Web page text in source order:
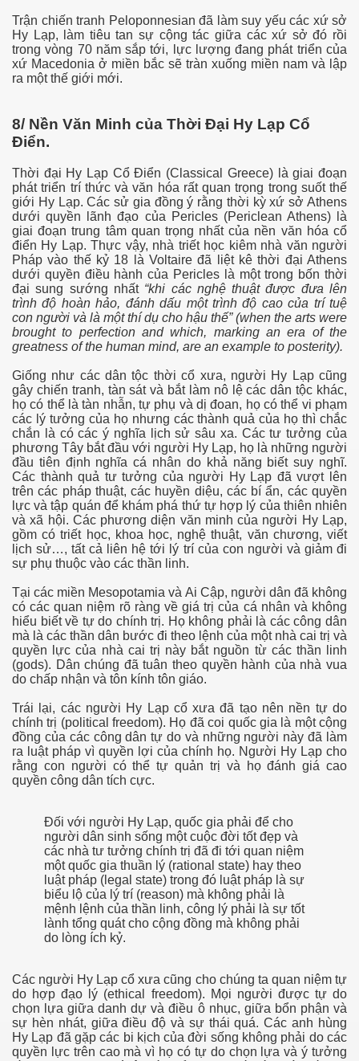
Trận chiến tranh Peloponnesian đã làm suy yếu các xứ sở
Hy Lạp, làm tiêu tan sự cộng tác giữa các xứ sở đó rồi
trong vòng 70 năm sắp tới, lực lượng đang phát triển của
xứ Macedonia ở miền bắc sẽ tràn xuống miền nam và lập
ra một thế giới mới.
8/ Nền Văn Minh của Thời Đại Hy Lạp Cổ
Điển.
Thời đại Hy Lạp Cổ Điển (Classical Greece) là giai đoạn
phát triển trí thức và văn hóa rất quan trọng trong suốt thế
giới Hy Lạp. Các sử gia đồng ý rằng thời kỳ xứ sở Athens
dưới quyền lãnh đạo của Pericles (Periclean Athens) là
giai đoạn trung tâm quan trọng nhất của nền văn hóa cổ
điển Hy Lạp. Thực vậy, nhà triết học kiêm nhà văn người
Pháp vào thế kỷ 18 là Voltaire đã liệt kê thời đại Athens
dưới quyền điều hành của Pericles là một trong bốn thời
đại sung sướng nhất “khi các nghệ thuật được đưa lên
trình độ hoàn hảo, đánh dấu một trình độ cao của trí tuệ
con người và là một thí dụ cho hậu thế” (when the arts were
brought to perfection and which, marking an era of the
greatness of the human mind, are an example to posterity).
Giống như các dân tộc thời cổ xưa, người Hy Lạp cũng
gây chiến tranh, tàn sát và bắt làm nô lệ các dân tộc khác,
họ có thể là tàn nhẫn, tự phụ và dị đoan, họ có thể vi phạm
các lý tưởng của họ nhưng các thành quả của họ thì chắc
chắn là có các ý nghĩa lịch sử sâu xa. Các tư tưởng của
phương Tây bắt đầu với người Hy Lạp, họ là những người
đầu tiên định nghĩa cá nhân do khả năng biết suy nghĩ.
Các thành quả tư tưởng của người Hy Lạp đã vượt lên
trên các pháp thuật, các huyền diệu, các bí ẩn, các quyền
lực và tập quán để khám phá thứ tự hợp lý của thiên nhiên
và xã hội. Các phương diện văn minh của người Hy Lạp,
gồm có triết học, khoa học, nghệ thuật, văn chương, viết
lịch sử…, tất cả liên hệ tới lý trí của con người và giảm đi
sự phụ thuộc vào các thần linh.
Tại các miền Mesopotamia và Ai Cập, người dân đã không
có các quan niệm rõ ràng về giá trị của cá nhân và không
hiểu biết về tự do chính trị. Họ không phải là các công dân
mà là các thần dân bước đi theo lệnh của một nhà cai trị và
quyền lực của nhà cai trị này bắt nguồn từ các thần linh
(gods). Dân chúng đã tuân theo quyền hành của nhà vua
do chấp nhận và tôn kính tôn giáo.
Trái lại, các người Hy Lạp cổ xưa đã tạo nên nền tự do
chính trị (political freedom). Họ đã coi quốc gia là một cộng
đồng của các công dân tự do và những người này đã làm
ra luật pháp vì quyền lợi của chính họ. Người Hy Lạp cho
rằng con người có thể tự quản trị và họ đánh giá cao
quyền công dân tích cực.
Đối với người Hy Lạp, quốc gia phải để cho
người dân sinh sống một cuộc đời tốt đẹp và
các nhà tư tưởng chính trị đã đi tới quan niệm
một quốc gia thuần lý (rational state) hay theo
luật pháp (legal state) trong đó luật pháp là sự
biểu lộ của lý trí (reason) mà không phải là
mệnh lệnh của thần linh, công lý phải là sự tốt
lành tổng quát cho cộng đồng mà không phải
do lòng ích kỷ.
Các người Hy Lạp cổ xưa cũng cho chúng ta quan niệm tự
do hợp đạo lý (ethical freedom). Mọi người được tự do
chọn lựa giữa danh dự và điều ô nhục, giữa bổn phận và
sự hèn nhát, giữa điều độ và sự thái quá. Các anh hùng
Hy Lạp đã gặp các bi kịch của đời sống không phải do các
quyền lực trên cao mà vì họ có tự do chọn lựa và ý tưởng
Sài Gòn xưa